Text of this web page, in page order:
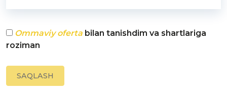
Ommaviy oferta bilan tanishdim va shartlariga
roziman
SAQLASH